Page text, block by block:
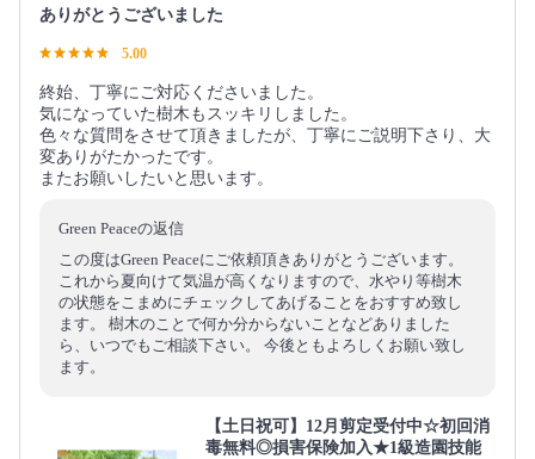
ありがとうございました
5.00
終始、丁寧にご対応くださいました。
気になっていた樹木もスッキリしました。
色々な質問をさせて頂きましたが、丁寧にご説明下さり、大
変ありがたかったです。
またお願いしたいと思います。
Green Peaceの返信
この度はGreen Peaceにご依頼頂きありがとうございます。
これから夏向けて気温が高くなりますので、水やり等樹木
の状態をこまめにチェックしてあげることをおすすめ致し
ます。 樹木のことで何か分からないことなどありました
ら、いつでもご相談下さい。 今後ともよろしくお願い致し
ます。
【土日祝可】12月剪定受付中☆初回消
毒無料◎損害保険加入★1級造園技能